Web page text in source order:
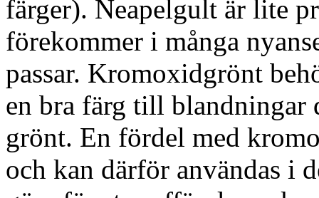
färger). Neapelgult är lite
förekommer i många
passar. Kromoxidgrönt
en bra färg till blandningar
grönt. En fördel med
och kan därför användas i